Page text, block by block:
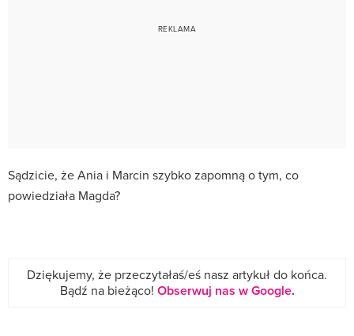
Sądzicie, że Ania i Marcin szybko zapomną o tym, co
powiedziała Magda?
Dziękujemy, że przeczytałaś/eś nasz artykuł do końca.
Bądź na bieżąco! Obserwuj nas w Google.